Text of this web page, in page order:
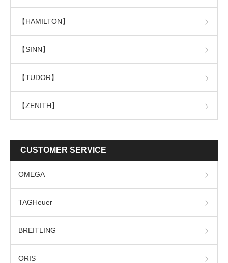
【HAMILTON】
【SINN】
【TUDOR】
【ZENITH】
CUSTOMER SERVICE
OMEGA
TAGHeuer
BREITLING
ORIS